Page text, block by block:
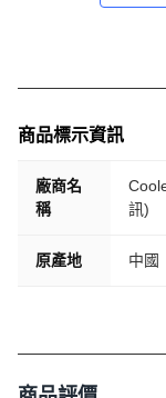
商品標示資訊
廠商名
稱
訊)
原產地 中國